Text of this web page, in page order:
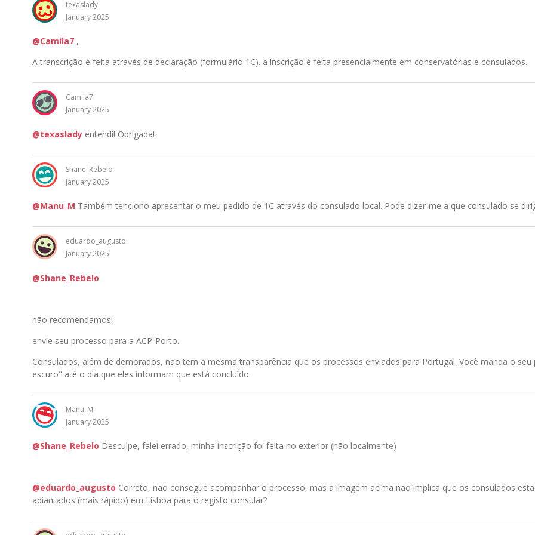
texaslady
January 2025
@Camila7 ,
A transcrição é feita através de declaração (formulário 1C). a inscrição é feita presencialmente em conservatórias e consulados.
Camila7
January 2025
@texaslady entendi! Obrigada!
Shane_Rebelo
January 2025
@Manu_M Também tenciono apresentar o meu pedido de 1C através do consulado local. Pode dizer-me a que consulado se
eduardo_augusto
January 2025
@Shane_Rebelo
não recomendamos!
envie seu processo para a ACP-Porto.
Consulados, além de demorados, não tem a mesma transparência que os processos enviados para Portugal. Você manda o
escuro" até o dia que eles informam que está concluído.
Manu_M
January 2025
@Shane_Rebelo Desculpe, falei errado, minha inscrição foi feita no exterior (não localmente)
@eduardo_augusto Correto, não consegue acompanhar o processo, mas a imagem acima não implica que os consulados
adiantados (mais rápido) em Lisboa para o registo consular?